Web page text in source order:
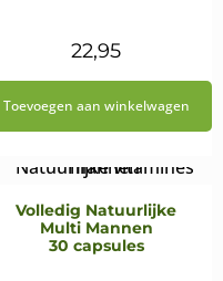
22,95
Toevoegen aan winkelwagen
Volledig Natuurlijke
Multi Mannen
30 capsules